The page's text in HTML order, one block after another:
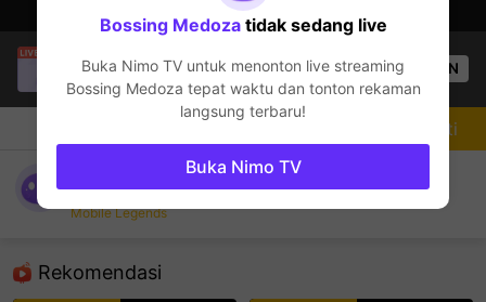
Гантогтох Г.
sedang siaran langsung!
Mobile Legends
52 Penonton OPEN
Bossing Medoza
Mobile Legends
Rekomendasi
Mengikuti
Bossing Medozatidak sedang live
Buka Nimo TV untuk menonton live streaming
Bossing Medoza tepat waktu dan tonton rekaman
langsung terbaru!
Buka Nimo TV